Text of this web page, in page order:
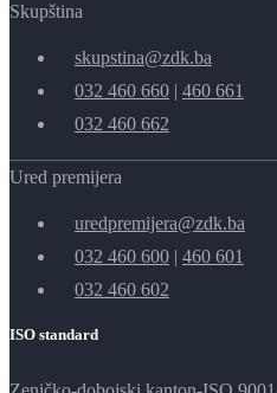
Skupština
skupstina@zdk.ba
032 460 660 | 460 661
032 460 662
Ured premijera
uredpremijera@zdk.ba
032 460 600 | 460 601
032 460 602
ISO standard